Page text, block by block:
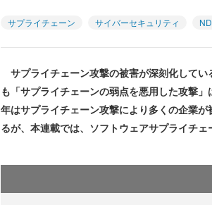
サプライチェーン サイバーセキュリティ
サプライチェーン攻撃の被害が深刻化して
も「サプライチェーンの弱点を悪用した攻撃
年はサプライチェーン攻撃により多くの企業
るが、本連載では、ソフトウェアサプライチェ